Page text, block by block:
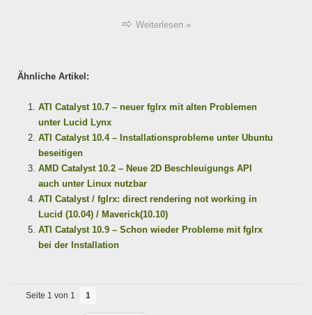
Weiterlesen »
Ähnliche Artikel:
ATI Catalyst 10.7 – neuer fglrx mit alten Problemen
unter Lucid Lynx
ATI Catalyst 10.4 – Installationsprobleme unter Ubuntu
beseitigen
AMD Catalyst 10.2 – Neue 2D Beschleuigungs API
auch unter Linux nutzbar
ATI Catalyst / fglrx: direct rendering not working in
Lucid (10.04) / Maverick(10.10)
ATI Catalyst 10.9 – Schon wieder Probleme mit fglrx
bei der Installation
Seite 1 von 1 1